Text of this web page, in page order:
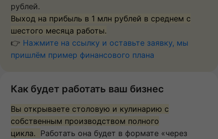
рублей.
Выход на прибыль в 1 млн рублей в среднем с
шестого месяца работы.
👉 Нажмите на ссылку и оставьте заявку, мы
пришлём пример финансового плана
Как будет работать ваш бизнес
Вы открываете столовую и кулинарию с
собственным производством полного
цикла. Работать она будет в формате «через